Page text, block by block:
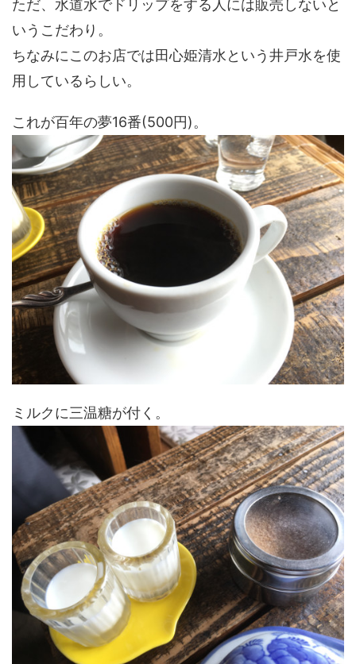
ただ、水道水でドリップをする人には販売しないと
いうこだわり。
ちなみにこのお店では田心姫清水という井戸水を使
用しているらしい。
これが百年の夢16番(500円)。
ミルクに三温糖が付く。